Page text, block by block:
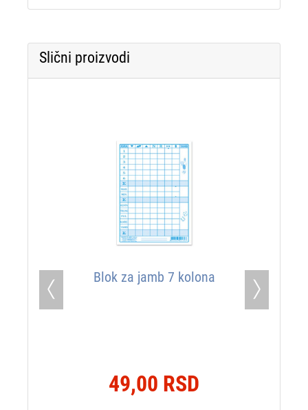
Slični proizvodi
Blok za jamb 7 kolona
49,00 RSD
Previous Next